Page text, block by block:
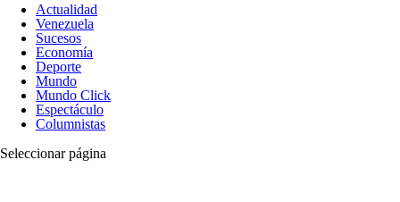
Actualidad
Venezuela
Sucesos
Economía
Deporte
Mundo
Mundo Click
Espectáculo
Columnistas
Seleccionar página